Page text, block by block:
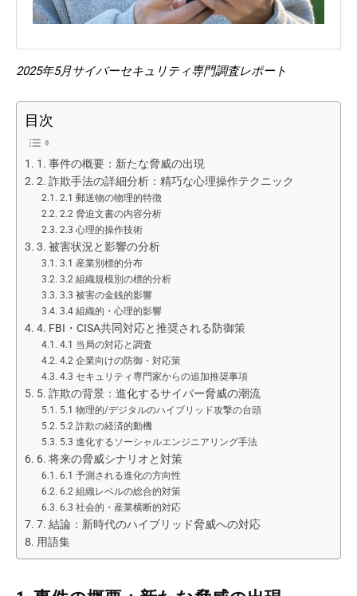
2025年5月サイバーセキュリティ専門調査レポート
目次
1. 事件の概要：新たな脅威の出現
2. 詐欺手法の詳細分析：精巧な心理操作テクニック
2.1 郵送物の物理的特徴
2.2 脅迫文書の内容分析
2.3 心理的操作技術
3. 被害状況と影響の分析
3.1 産業別標的分布
3.2 組織規模別の標的分析
3.3 被害の金銭的影響
3.4 組織的・心理的影響
4. FBI・CISA共同対応と推奨される防御策
4.1 当局の対応と調査
4.2 企業向けの防御・対応策
4.3 セキュリティ専門家からの追加推奨事項
5. 詐欺の背景：進化するサイバー脅威の潮流
5.1 物理的/デジタルのハイブリッド攻撃の台頭
5.2 詐欺の経済的動機
5.3 進化するソーシャルエンジニアリング手法
6. 将来の脅威シナリオと対策
6.1 予測される進化の方向性
6.2 組織レベルの総合的対策
6.3 社会的・産業横断的対応
7. 結論：新時代のハイブリッド脅威への対応
用語集